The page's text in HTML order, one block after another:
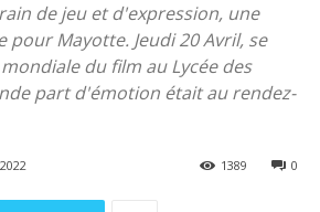
de jeu et d'expression, une
pour Mayotte. Jeudi 20 Avril, se
du film au Lycée des
part d'émotion était au rendez-
0
1389